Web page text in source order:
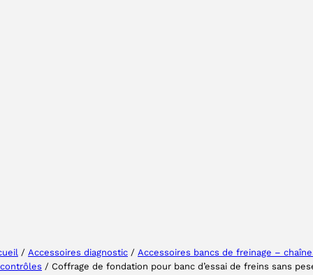
/ Accessoires diagnostic / Accessoires bancs de freinage –
/ Coffrage de fondation pour banc d’essai de freins sans